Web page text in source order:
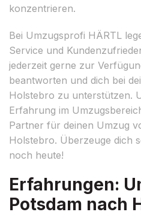
konzentrieren.
Bei Umzugsprofi HÄRTL
Service und
jederzeit gerne zur
beantworten und dich bei
Holstebro zu unterstützen.
Erfahrung im
Partner für deinen Umzug
Holstebro. Überzeuge dich
noch heute!
Erfahrungen:
Potsdam nach